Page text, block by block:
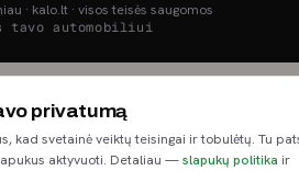
· kalo.lt · visos teisės saugomos
tavo automobiliui
privatumą
kad svetainė veiktų teisingai ir tobulėtų. Tu
aktyvuoti. Detaliau —slapukų politika ir